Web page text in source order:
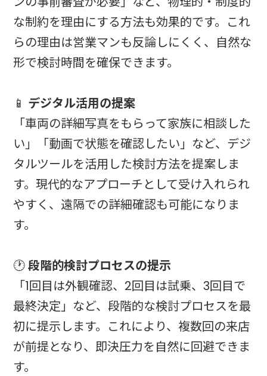
な制約を理由にする方法も効果的です。これ
らの理由は営業マンも反論しにくく、自然な
形で検討時間を確保できます。
📱 デジタル活用の提案
「車両の詳細写真をもらって家族に相談した
い」「動画で状態を確認したい」など、デジ
タルツールを活用した検討方法を提案しま
す。現代的なアプローチとして受け入れられ
やすく、遠隔での詳細確認も可能になりま
す。
🕐段階的検討プロセスの提示
「1回目は外観確認、2回目は試乗、3回目で
最終決定」など、段階的な検討プロセスを最
初に提示します。これにより、複数回の来店
が前提となり、即決圧力を自然に回避できま
す。